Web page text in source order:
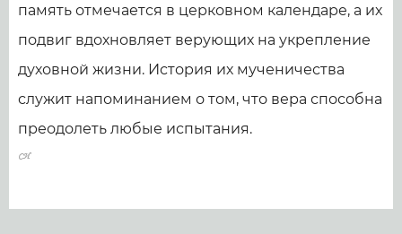
память отмечается в церковном календаре, а их
подвиг вдохновляет верующих на укрепление
духовной жизни. История их мученичества
служит напоминанием о том, что вера способна
преодолеть любые испытания.